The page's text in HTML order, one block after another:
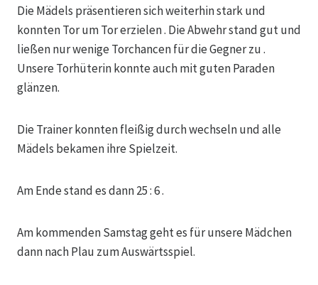
DieMädels präsentieren sich weiterhin stark und
konnten Tor um Tor erzielen . Die Abwehr stand gut und
ließen nur wenige Torchancen für die Gegner zu .
Unsere Torhüterin konnte auch mit guten Paraden
glänzen.
Die Trainer konnten fleißig durch wechseln und alle
Mädels bekamen ihre Spielzeit.
Am Ende stand es dann 25 : 6 .
Am kommenden Samstag geht es für unsere Mädchen
dann nach Plau zum Auswärtsspiel.